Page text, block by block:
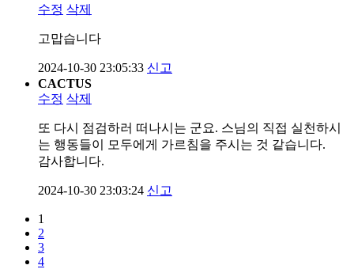
수정 삭제
고맙습니다
2024-10-30 23:05:33 신고
CACTUS
수정 삭제
또 다시 점검하러 떠나시는 군요. 스님의 직접 실천하시
는 행동들이 모두에게 가르침을 주시는 것 같습니다.
감사합니다.
2024-10-30 23:03:24 신고
1
2
3
4